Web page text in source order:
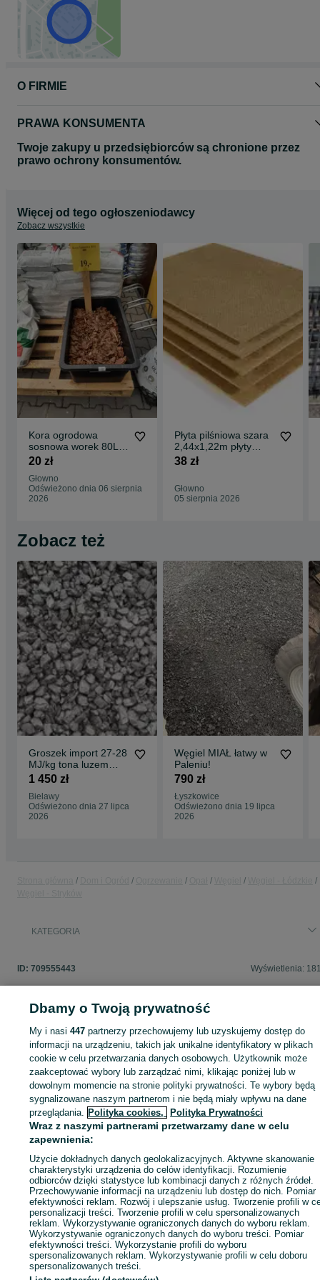
Aleksandrów Łódzki - gsaleksandrow.olx.pl
Głowno - gsglowno.olx.pl
Widawa - gswidawa.olx.pl
Góra Św. Małgorzaty - gsgoraswmalgorzaty.olx.pl
Kąty Walichnowskie - KDW w PGG gskatywalichnowskie.olx.pl
internetowym mogą różnić się.
O FIRMIE
PRAWA KONSUMENTA
Twoje zakupy u przedsiębiorców są chronione przez
prawo ochrony konsumentów.
Więcej od tego ogłoszeniodawcy
Zobacz wszystkie
Kora ogrodowa
sosnowa worek 80L
obornik narzędzia
20 zł
Głowno
Odświeżono dnia 06 sierpnia
2026
Płyta pilśniowa szara
2,44x1,22m płyty
pilśniowe HDF
38 zł
Głowno
05 sierpnia 2026
Zobacz też
Groszek import 27-28
MJ/kg tona luzem
skład opału groszek
1 450 zł
Bielawy
Odświeżono dnia 27 lipca
2026
Węgiel MIAŁ łatwy w
Paleniu!
790 zł
Łyszkowice
Odświeżono dnia 19 lipca
2026
KATEGORIA
ID: 709555443 Wyświetlenia:
Zaloguj się lub załóż konto na OLX, aby skontaktować się z
sprzedającym
Zaloguj się / Załóż konto
Zadzwoń / SMS Wyślij wiadomość
Dbamy o Twoją prywatność
My i nasi447 partnerzy przechowujemy lub uzyskujemy dostęp do
informacji na urządzeniu, takich jak unikalne identyfikatory w plikach
cookie w celu przetwarzania danych osobowych. Użytkownik może
zaakceptować wybory lub zarządzać nimi, klikając poniżej lub w
dowolnym momencie na stronie polityki prywatności. Te wybory będą
sygnalizowane naszym partnerom i nie będą miały wpływu na dane
przeglądania. Polityka cookies, Polityka Prywatności
Wraz z naszymi partnerami przetwarzamy dane w celu
zapewnienia:
Użycie dokładnych danych geolokalizacyjnych. Aktywne skanowanie
charakterystyki urządzenia do celów identyfikacji. Rozumienie
odbiorców dzięki statystyce lub kombinacji danych z różnych źródeł.
Przechowywanie informacji na urządzeniu lub dostęp do nich. Pomiar
efektywności reklam. Rozwój i ulepszanie usług. Tworzenie profili w
personalizacji treści. Tworzenie profili w celu spersonalizowanych
reklam. Wykorzystywanie ograniczonych danych do wyboru reklam.
Wykorzystywanie ograniczonych danych do wyboru treści. Pomiar
efektywności treści. Wykorzystanie profili do wyboru
spersonalizowanych reklam. Wykorzystywanie profili w celu doboru
spersonalizowanych treści.